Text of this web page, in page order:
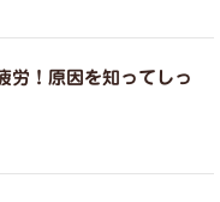
労！原因を知ってしっ